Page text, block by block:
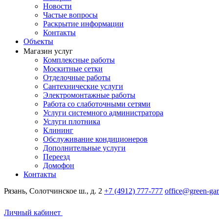
Новости
Частые вопросы
Раскрытие информации
Контакты
Объекты
Магазин услуг
Комплексные работы
Москитные сетки
Отделочные работы
Сантехнические услуги
Электромонтажные работы
Работа со слаботочными сетями
Услуги системного администратора
Услуги плотника
Клининг
Обслуживание кондиционеров
Дополнительные услуги
Переезд
Домофон
Контакты
Рязань, Солотчинское ш., д. 2 +7 (4912) 777-777 office@green-
Личный кабинет